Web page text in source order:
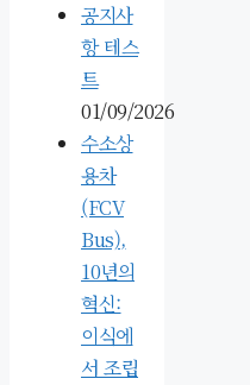
공지사
항 테스
트
01/09/2026
수소상
용차
(FCV
Bus),
10년의
혁신:
이식에
서 조립